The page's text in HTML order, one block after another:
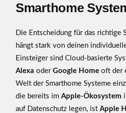
Smarthome
Die Entscheidung für das richtige
hängt stark von deinen
Einsteiger sind Cloud-basierte
Alexa oder Google Home oft der
Welt der Smarthome Systeme
die bereits im Apple-Ökosystem
auf Datenschutz legen, ist Apple